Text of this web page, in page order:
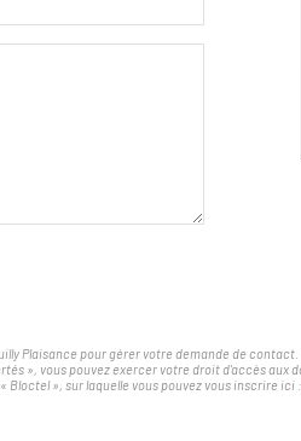
Plaisance pour gérer votre demande de
», vous pouvez exercer votre droit d'accès
», sur laquelle vous pouvez vous inscrire ici :